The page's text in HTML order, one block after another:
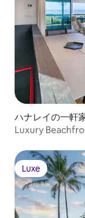
ハナレイの一軒
Luxury
Luxe
Luxe